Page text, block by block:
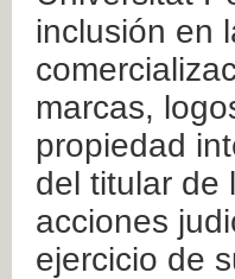
inclusión en
marcas,
propiedad
del titular de
acciones
ejercicio de